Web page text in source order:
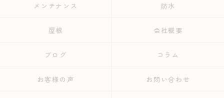
メンテナンス 防水
屋根 会社概要
ブログ コラム
お客様の声 お問い合わせ